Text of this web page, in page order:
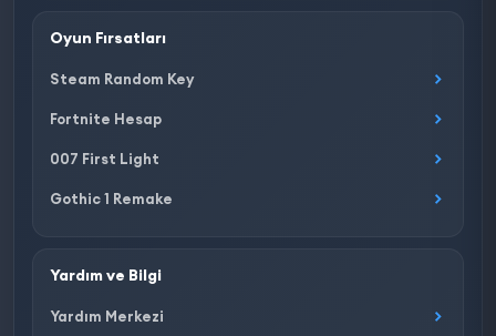
Oyun Fırsatları
Steam Random Key
Fortnite Hesap
007 First Light
Gothic 1 Remake
Yardım ve Bilgi
Yardım Merkezi